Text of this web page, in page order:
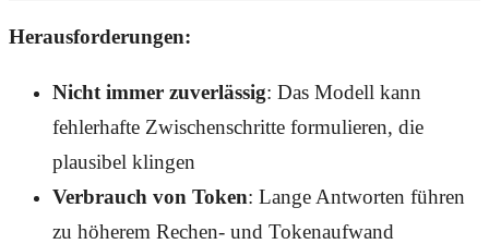
Herausforderungen:
Nicht immer zuverlässig: Das Modell kann
fehlerhafte Zwischenschritte formulieren, die
plausibel klingen
Verbrauch von Token: Lange Antworten führen
zu höherem Rechen- und Tokenaufwand